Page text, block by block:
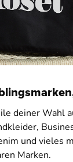
deiner Wahl
und vieles
Marken.